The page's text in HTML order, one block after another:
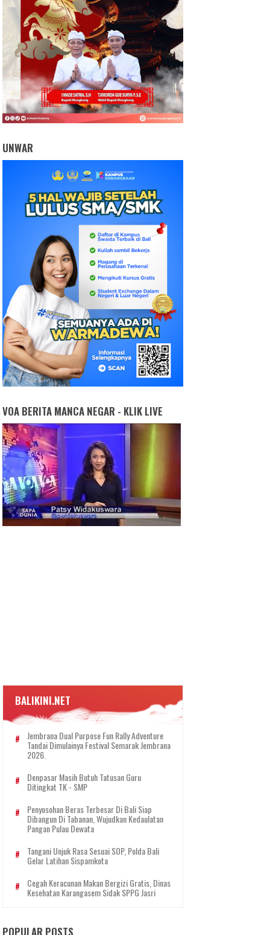
UNWAR
VOA BERITA MANCA NEGAR - KLIK LIVE
BALIKINI.NET
Jembrana Dual Purpose Fun Rally Adventure
Tandai Dimulainya Festival Semarak Jembrana
2026.
Denpasar Masih Butuh Tatusan Guru
Ditingkat TK - SMP
Penyosohan Beras Terbesar Di Bali Siap
Dibangun Di Tabanan, Wujudkan Kedaulatan
Pangan Pulau Dewata
Tangani Unjuk Rasa Sesuai SOP, Polda Bali
Gelar Latihan Sispamkota
Cegah Keracunan Makan Bergizi Gratis, Dinas
Kesehatan Karangasem Sidak SPPG Jasri
POPULAR POSTS